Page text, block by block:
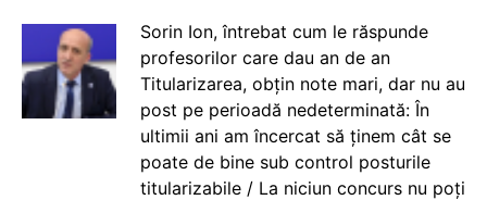
Sorin Ion, întrebat cum le răspunde
profesorilor care dau an de an
Titularizarea, obțin note mari, dar nu au
post pe perioadă nedeterminată: În
ultimii ani am încercat să ținem cât se
poate de bine sub control posturile
titularizabile / La niciun concurs nu poți